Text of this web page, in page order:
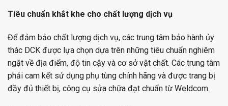
Tiêu chuẩn khắt khe cho chất lượng dịch vụ
Để đảm bảo chất lượng dịch vụ, các trung tâm bảo hành ủy
thác DCK được lựa chọn dựa trên những tiêu chuẩn nghiêm
ngặt về địa điểm, độ tin cậy và cơ sở vật chất. Các trung tâm
phải cam kết sử dụng phụ tùng chính hãng và được trang bị
đầy đủ thiết bị, công cụ sửa chữa đạt chuẩn từ Weldcom.